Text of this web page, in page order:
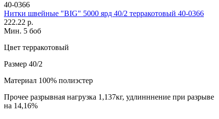
40-0366
Нитки швейные "BIG" 5000 ярд 40/2 терракотовый 40-0366
222.22 р.
Мин. 5 боб
Цвет терракотовый
Размер 40/2
Материал 100% полиэстер
Прочее разрывная нагрузка 1,137кг, удлинннение при разрыве
на 14,16%